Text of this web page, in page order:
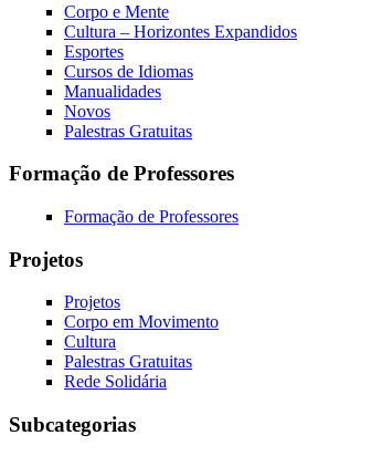
Corpo e Mente
Cultura – Horizontes Expandidos
Esportes
Cursos de Idiomas
Manualidades
Novos
Palestras Gratuitas
Formação de Professores
Formação de Professores
Projetos
Projetos
Corpo em Movimento
Cultura
Palestras Gratuitas
Rede Solidária
Subcategorias